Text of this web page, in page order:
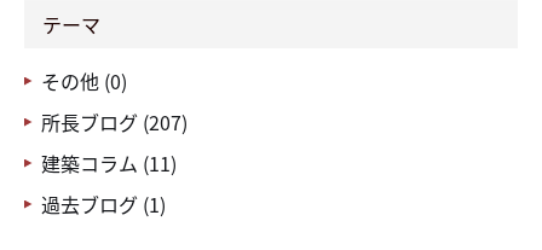
テーマ
その他 (0)
所長ブログ (207)
建築コラム (11)
過去ブログ (1)